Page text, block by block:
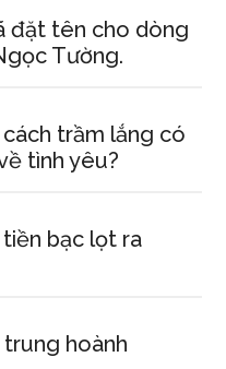
đặt tên cho dòng
Tường.
trầm lắng có
tình yêu?
bạc lọt ra
hoành